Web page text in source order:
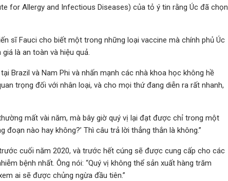
for Allergy and Infectious Diseases) của tỏ ý tin rằng Úc đã chọn
sĩ Fauci cho biết một trong những loại vaccine mà chính phủ Úc
là an toàn và hiệu quả.
Brazil và Nam Phi và nhấn mạnh các nhà khoa học không hề
trọng đối với nhân loại, và cho mọi thứ đang diễn ra rất nhanh,
mất vài năm, mà bây giờ quý vị lại đạt được chỉ trong một
nào hay không?’ Thì câu trả lời thẳng thắn là không.”
cuối năm 2020, và trước hết cúng sẽ được cung cấp cho các
bệnh nhất. Ông nói: “Quý vị không thể sản xuất hàng trăm
ai sẽ được chủng ngừa đầu tiên.”